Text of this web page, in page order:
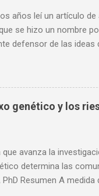
años leí un artículo
se hizo un nombre
defensor de las
ateísmo de algunos
dado que la ciencia no
científico como tal
a favor o en contra de
genético y los
que avanza la
determina las
PhD Resumen A